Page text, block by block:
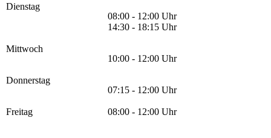
Dienstag
08:00 - 12:00 Uhr
14:30 - 18:15 Uhr
Mittwoch
10:00 - 12:00 Uhr
Donnerstag
07:15 - 12:00 Uhr
Freitag 08:00 - 12:00 Uhr